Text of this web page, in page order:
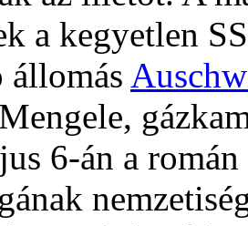
a kegyetlen
6-án a